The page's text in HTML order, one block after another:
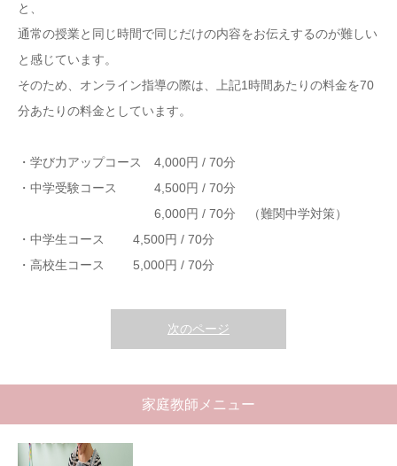
と、
通常の授業と同じ時間で同じだけの内容をお伝えするのが難しい
と感じています。
そのため、オンライン指導の際は、上記1時間あたりの料金を70
分あたりの料金としています。
・学び力アップコース 4,000円 / 70分
・中学受験コース 4,500円 / 70分
6,000円 / 70分 （難関中学対策）
・中学生コース 4,500円 / 70分
・高校生コース 5,000円 / 70分
次のページ
家庭教師メニュー